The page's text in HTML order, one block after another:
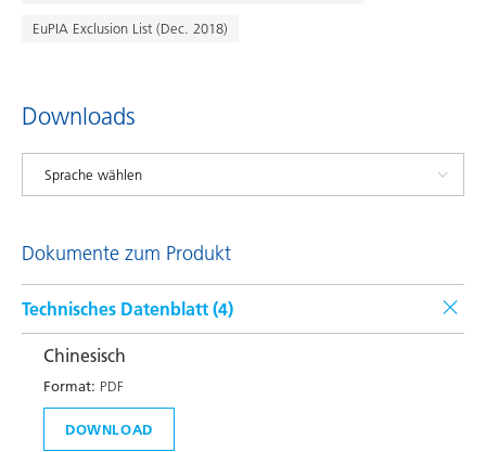
EuPIA Exclusion List (Dec. 2018)
Downloads
Dokumente zum Produkt
Technisches Datenblatt (4)
Chinesisch
Format: PDF
DOWNLOAD